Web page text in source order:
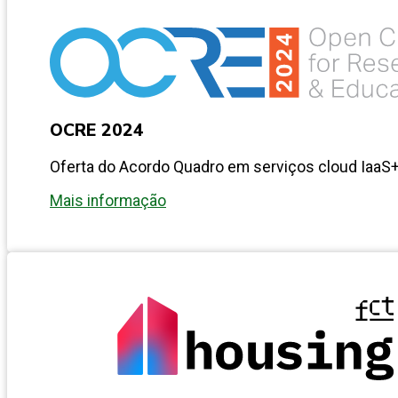
OCRE 2024
Oferta do Acordo Quadro em serviços cloud
Mais informação